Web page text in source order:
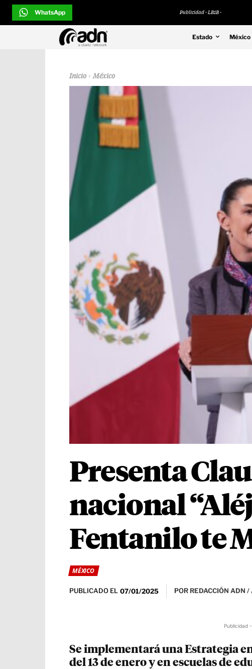
WhatsApp Publicidad - LB1B -
Estado México
Inicio México
Presenta
nacional
Fentanilo te
MÉXICO
PUBLICADO EL 07/01/2025 POR REDACCIÓN ADN /
Publicidad
Se implementará una Estrategia
del 13 de enero y en escuelas de